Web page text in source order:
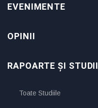
EVENIMENTE
OPINII
RAPOARTE ȘI STUDII
Toate Studiile